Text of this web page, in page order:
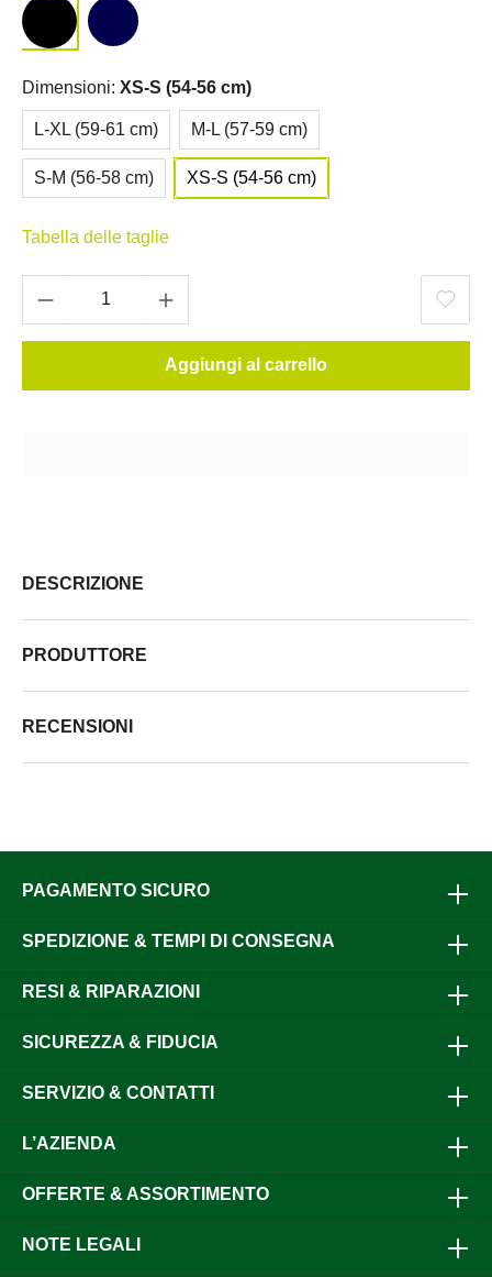
Dimensioni: XS-S (54-56 cm)
L-XL (59-61 cm) M-L (57-59 cm)
S-M (56-58 cm) XS-S (54-56 cm)
Tabella delle taglie
Aggiungi al carrello
DESCRIZIONE
PRODUTTORE
RECENSIONI
PAGAMENTO SICURO
SPEDIZIONE & TEMPI DI CONSEGNA
RESI & RIPARAZIONI
SICUREZZA & FIDUCIA
SERVIZIO & CONTATTI
L’AZIENDA
OFFERTE & ASSORTIMENTO
NOTE LEGALI